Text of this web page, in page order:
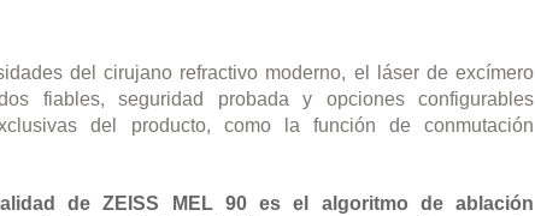
del cirujano refractivo moderno, el láser de excímero
fiables, seguridad probada y opciones configurables
del producto, como la función de conmutación
de ZEISS MEL 90 es el algoritmo de ablación